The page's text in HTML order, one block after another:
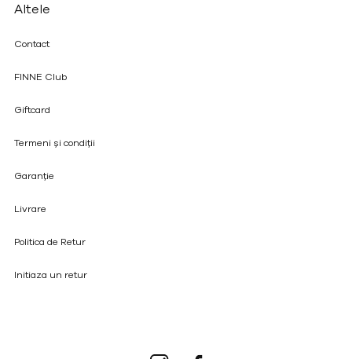
Altele
Contact
FINNE Club
Giftcard
Termeni și condiții
Garanție
Livrare
Politica de Retur
Initiaza un retur